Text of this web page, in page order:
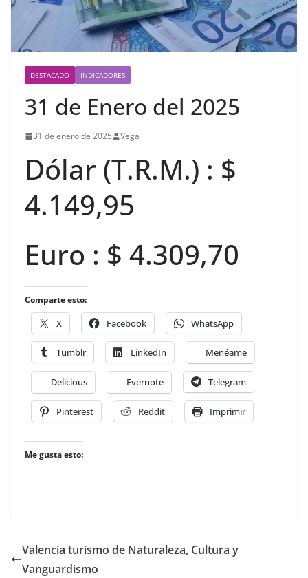
DESTACADO INDICADORES
31 de Enero del 2025
31 de enero de 2025 Vega
Dólar (T.R.M.) : $
4.149,95
Euro : $ 4.309,70
Comparte esto:
X Facebook WhatsApp
Tumblr LinkedIn Menéame
Delicious Evernote Telegram
Pinterest Reddit Imprimir
Me gusta esto:
Valencia turismo de Naturaleza, Cultura y
Vanguardismo